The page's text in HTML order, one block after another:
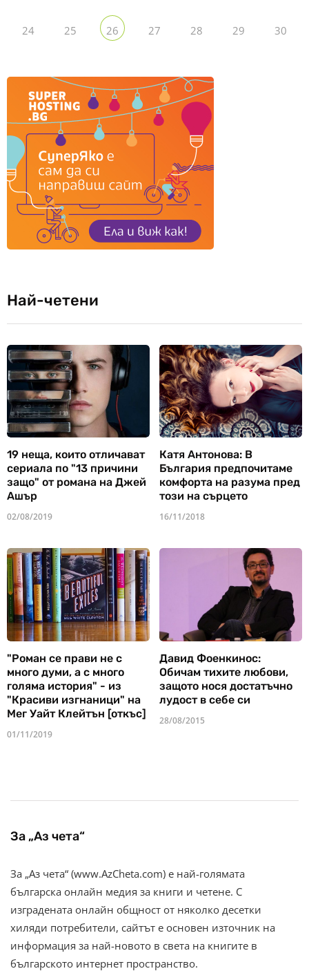
24 25 26 27 28 29 30
Най-четени
19 неща, които отличават
сериала по "13 причини
защо" от романа на Джей
Ашър
02/08/2019
Катя Антонова: В
България предпочитаме
комфорта на разума пред
този на сърцето
16/11/2018
"Роман се прави не с
много думи, а с много
голяма история" - из
"Красиви изгнаници" на
Мег Уайт Клейтън [откъс]
01/11/2019
Давид Фоенкинос:
Обичам тихите любови,
защото нося достатъчно
лудост в себе си
28/08/2015
За „Аз чета“
За „Аз чета“ (www.AzCheta.com) е най-голямата
българска онлайн медия за книги и четене. С
изградената онлайн общност от няколко десетки
хиляди потребители, сайтът е основен източник на
информация за най-новото в света на книгите в
българското интернет пространство.